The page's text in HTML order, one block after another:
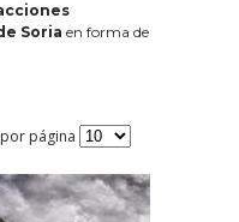
Soria en forma de
página